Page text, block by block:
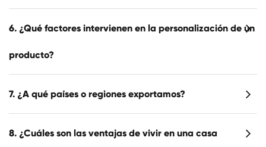
6. ¿Qué factores intervienen en la personalización de un
producto?
7. ¿A qué países o regiones exportamos?
8. ¿Cuáles son las ventajas de vivir en una casa